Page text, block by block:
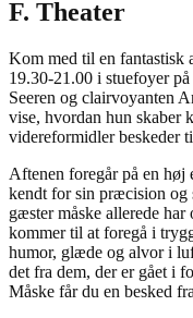
F. Theater
Kom med til en fantastisk
19.30-21.00 i stuefoyer
Seeren og clairvoyanten
vise, hvordan hun skaber
videreformidler beskeder
Aftenen foregår på en høj
kendt for sin præcision og
gæster måske allerede har
kommer til at foregå i
humor, glæde og alvor i
det fra dem, der er gået i
Måske får du en besked